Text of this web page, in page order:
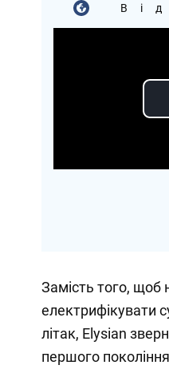
Замість того, щоб
електрифікувати
літак, Elysian
першого